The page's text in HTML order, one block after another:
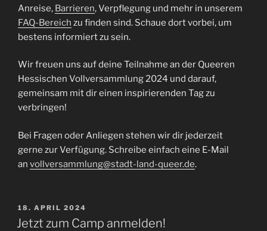
Anreise, Barrieren, Verpflegung und mehr in unserem
FAQ-Bereich zu finden sind. Schaue dort vorbei, um
bestens informiert zu sein.
Wir freuen uns auf deine Teilnahme an der Queeren
Hessischen Vollversammlung 2024 und darauf,
gemeinsam mit dir einen inspirierenden Tag zu
verbringen!
Bei Fragen oder Anliegen stehen wir dir jederzeit
gerne zur Verfügung. Schreibe einfach eine E-Mail
an vollversammlung@stadt-land-queer.de.
VERÖFFENTLICHT
AM
18. APRIL 2024
Jetzt zum Camp anmelden!